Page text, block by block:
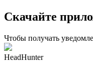
Скачайте
Чтобы получать
HeadHunter